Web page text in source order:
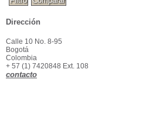
Dirección
Calle 10 No. 8-95
Bogotá
Colombia
+ 57 (1) 7420848 Ext. 108
contacto